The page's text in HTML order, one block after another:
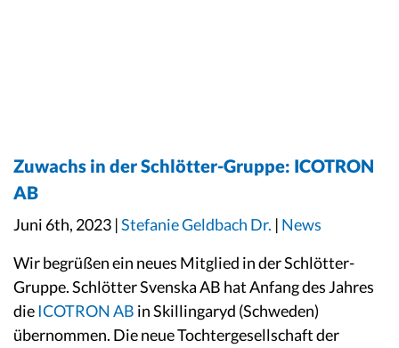
Zuwachs in der Schlötter-Gruppe: ICOTRON
AB
Juni 6th, 2023 |Stefanie Geldbach Dr. | News
Wir begrüßen ein neues Mitglied in der Schlötter-
Gruppe. Schlötter Svenska AB hat Anfang des Jahres
dieICOTRON AB in Skillingaryd (Schweden)
übernommen. Die neue Tochtergesellschaft der